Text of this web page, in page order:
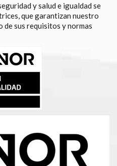
y salud e igualdad se
que garantizan nuestro
de sus requisitos y normas